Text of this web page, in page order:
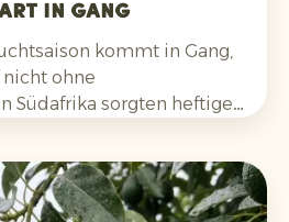
in Gang
kommt in Gang,
ohne
Südafrika sorgten heftige
Bei Orangen
die Färbung anfangs